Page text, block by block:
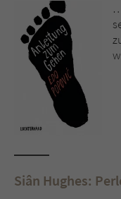
Siân Hughes: